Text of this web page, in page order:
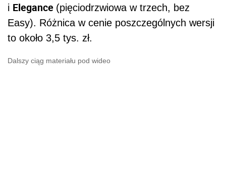
i Elegance (pięciodrzwiowa w trzech, bez
Easy). Różnica w cenie poszczególnych wersji
to około 3,5 tys. zł.
Dalszy ciąg materiału pod wideo